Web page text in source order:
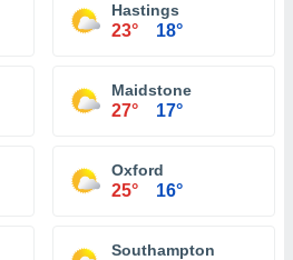
Hastings
23° 18°
Maidstone
27° 17°
Oxford
25° 16°
Southampton